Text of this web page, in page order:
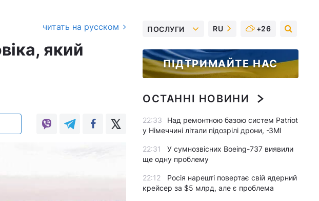
читать на русском
який
ПОСЛУГИ RU +26
ПІДТРИМАЙТЕ НАС
ОСТАННІ НОВИНИ
22:33
Над ремонтною базою систем Patriot
у Німеччині літали підозрілі дрони, -ЗМІ
22:31
У сумнозвісних Boeing-737 виявили
ще одну проблему
22:12
Росія нарешті повертає свій ядерний
крейсер за $5 млрд, але є проблема